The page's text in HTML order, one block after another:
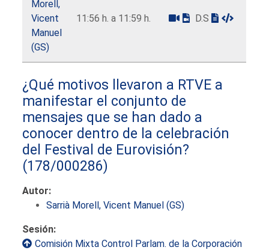
Morell,
Vicent
Manuel
(GS)
11:56 h. a 11:59 h. D.S
¿Qué motivos llevaron a RTVE a
manifestar el conjunto de
mensajes que se han dado a
conocer dentro de la celebración
del Festival de Eurovisión?
(178/000286)
Autor:
Sarrià Morell, Vicent Manuel (GS)
Sesión:
Comisión Mixta Control Parlam. de la Corporación